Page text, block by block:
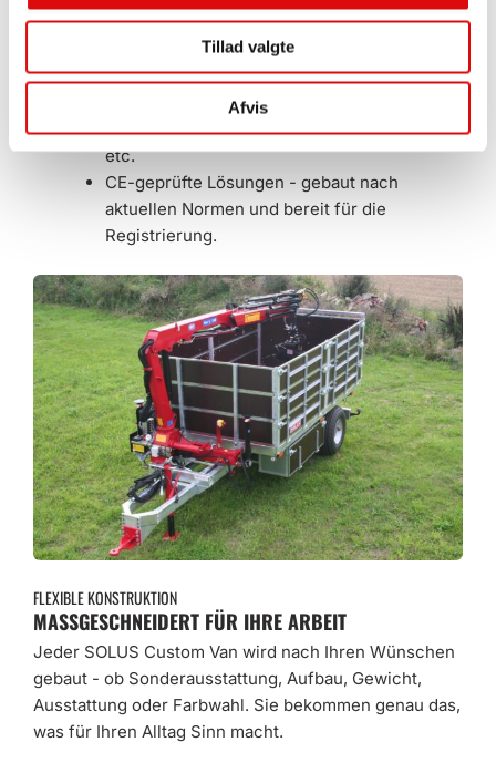
Tillad valgte
Afvis
Versorgungsunternehmen - flexible
Multitrucks für Ausrüstung, Ausrüstung
und Abfallmanagement.
Möglichkeit des Ausbaus mit Kran, Kipper,
Laubsauger, Ladeboxen, Werkzeughaltern,
etc.
CE-geprüfte Lösungen - gebaut nach
aktuellen Normen und bereit für die
Registrierung.
FLEXIBLE KONSTRUKTION
MASSGESCHNEIDERT FÜR IHRE ARBEIT
Jeder SOLUS Custom Van wird nach Ihren Wünschen
gebaut - ob Sonderausstattung, Aufbau, Gewicht,
Ausstattung oder Farbwahl. Sie bekommen genau das,
was für Ihren Alltag Sinn macht.